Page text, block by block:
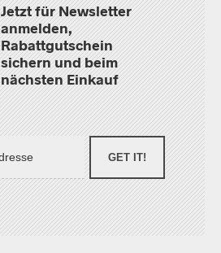
Jetzt für Newsletter
anmelden,
Rabattgutschein
sichern und beim
nächsten Einkauf
GET IT!